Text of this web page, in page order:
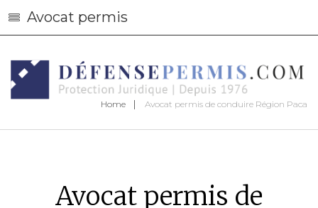
Avocat permis
Home Avocat permis de conduire Région Paca
Avocat permis de